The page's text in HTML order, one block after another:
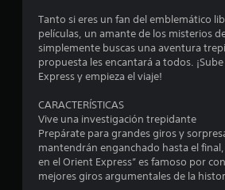
Tanto si eres un fan del emblemático
películas, un amante de los misterios
simplemente buscas una aventura
propuesta les encantará a todos.
Express y empieza el viaje!
CARACTERÍSTICAS
Vive una investigación trepidante
Prepárate para grandes giros y
mantendrán enganchado hasta el
en el Orient Express” es famoso por
mejores giros argumentales de la